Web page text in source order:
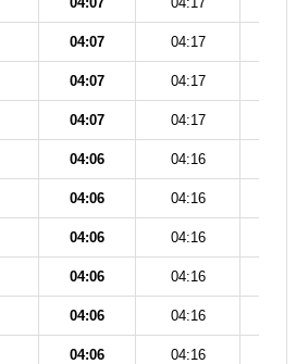
04:07 04:17
04:07 04:17
04:07 04:17
04:06 04:16
04:06 04:16
04:06 04:16
04:06 04:16
04:06 04:16
04:06 04:16